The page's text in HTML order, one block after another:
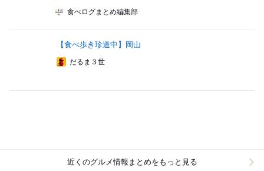
食べログまとめ編集部
【食べ歩き珍道中】岡山
だるま３世
近くのグルメ情報まとめをもっと見る